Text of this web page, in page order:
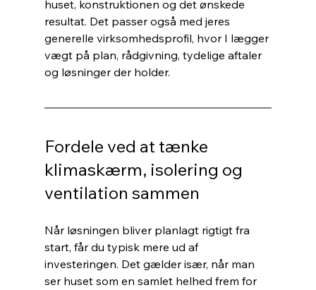
huset, konstruktionen og det ønskede
resultat. Det passer også med jeres
generelle virksomhedsprofil, hvor I lægger
vægt på plan, rådgivning, tydelige aftaler
og løsninger der holder.
Fordele ved at tænke
klimaskærm, isolering og
ventilation sammen
Når løsningen bliver planlagt rigtigt fra
start, får du typisk mere ud af
investeringen. Det gælder især, når man
ser huset som en samlet helhed frem for